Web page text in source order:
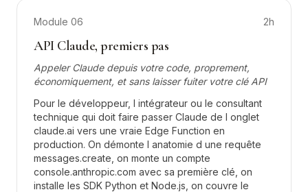
Module 06 2h
API Claude, premiers pas
Appeler Claude depuis votre code, proprement,
économiquement, et sans laisser fuiter votre clé API
Pour le développeur, l intégrateur ou le consultant
technique qui doit faire passer Claude de l onglet
claude.ai vers une vraie Edge Function en
production. On démonte l anatomie d une requête
messages.create, on monte un compte
console.anthropic.com avec sa première clé, on
installe les SDK Python et Node.js, on couvre le